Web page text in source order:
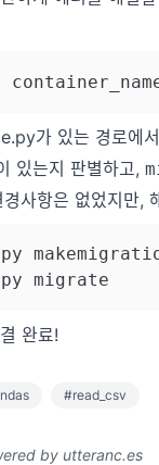
가 있는 경로에
있는지 판별하고,
사항은 없었지만,
완료!
#read_csv